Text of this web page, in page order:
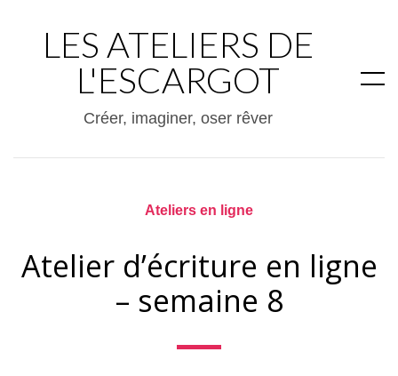
LES ATELIERS DE
L'ESCARGOT
Créer, imaginer, oser rêver
Ateliers en ligne
Atelier d’écriture en ligne
– semaine 8